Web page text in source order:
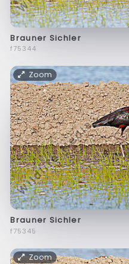
Brauner Sichler
f75344
Zoom
Brauner Sichler
f75345
Zoom